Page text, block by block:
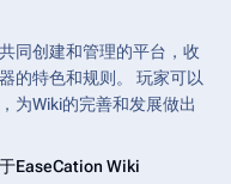
同创建和管理的平台，收
的特色和规则。 玩家可以
为Wiki的完善和发展做出
EaseCation Wiki